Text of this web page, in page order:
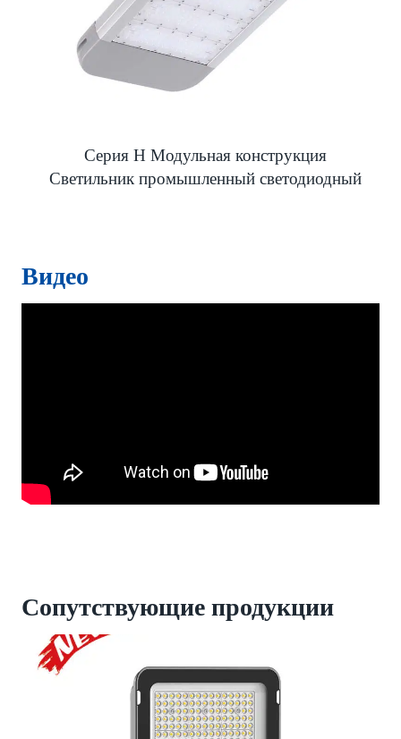
Серия H Модульная конструкция
Светильник промышленный светодиодный
Видео
Сопутствующие продукции